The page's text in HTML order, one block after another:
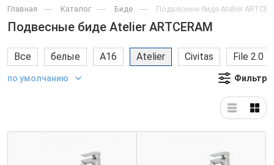
Главная Каталог Биде Подвесные биде Atelier
Подвесные биде Atelier ARTCERAM
Все белые A16 Atelier Civitas File 2.0
по умолчанию Фильтр